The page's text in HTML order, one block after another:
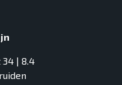
| 8.4